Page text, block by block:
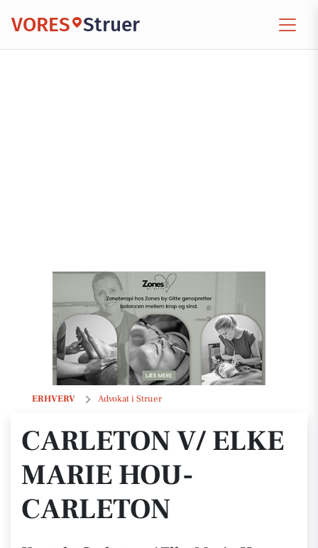
VORES Struer
ERHVERV Advokat i Struer
Carleton v/ Elke Marie Hou-Carleton
CARLETON V/ ELKE
MARIE HOU-
CARLETON